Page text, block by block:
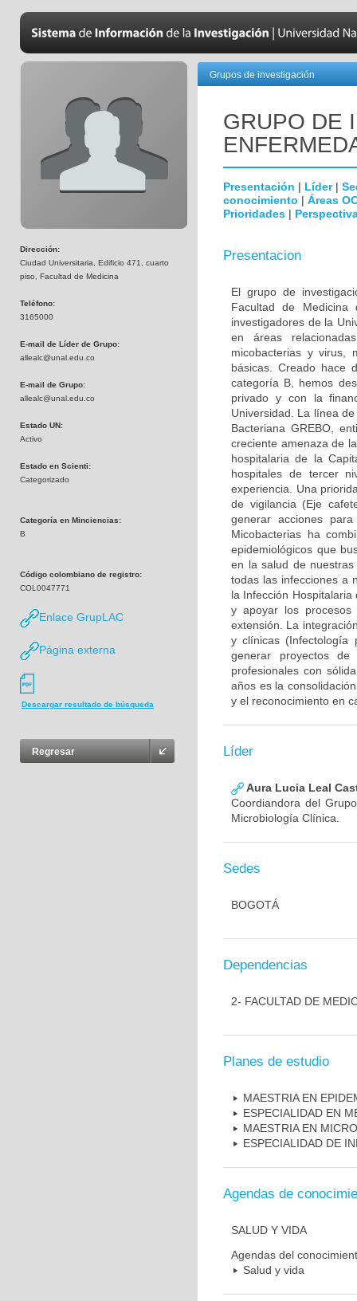
Dirección:
Ciudad Universitaria, Edificio 471, cuarto
piso, Facultad de Medicina
Teléfono:
3165000
E-mail de Líder de Grupo:
allealc@unal.edu.co
E-mail de Grupo:
allealc@unal.edu.co
Estado UN:
Activo
Estado en Scienti:
Categorizado
Categoría en Minciencias:
B
Código colombiano de registro:
COL0047771
Enlace GrupLAC
Página externa
Descargar resultado de búsqueda
Regresar
Grupos de investigación
GRUPO DE
Presentación | Líder|
conocimiento | Áreas
Prioridades |
Presentacion
El grupo de
Facultad de
investigadores de la
en áreas
micobacterias y virus,
básicas. Creado hace
categoría B, hemos
privado y con la
Universidad. La línea
Bacteriana GREBO,
creciente amenaza de
hospitalaria de la
hospitales de tercer
experiencia. Una
de vigilancia (Eje
generar acciones
Micobacterias ha
epidemiológicos que
en la salud de
todas las infecciones a
la Infección
y apoyar los
extensión. La
y clínicas (Infectología
generar proyectos
profesionales con
años es la
y el reconocimiento en
Líder
Aura Lucia Leal
Coordiandora del
Microbiología Clínica.
Sedes
BOGOTÁ
Dependencias
2- FACULTAD DE
Planes de estudio
MAESTRIA EN
ESPECIALIDAD EN
MAESTRIA EN
ESPECIALIDAD DE
Agendas de
SALUD Y VIDA
Agendas del
Salud y vida